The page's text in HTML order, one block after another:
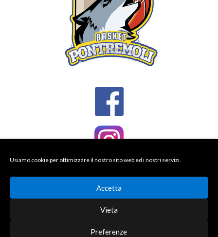
Usiamo cookie per ottimizzare il nostro sito web ed i nostri servizi.
Accetta
Vieta
Preferenze